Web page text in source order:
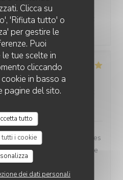
Clicca su
'Rifiuta tutto' o
per gestire le
Puoi
tue scelte in
cliccando
in basso a
pagine del sito.
tutto
tutti i cookie
dei dati personali
2
Cucina:5 /5 Qualità / Prezzo
Cucina: 5/5 Qualità / Prezzo
and arrived only 15 minutes
authentic French bistro. The
waiters were incredibly
and were patient